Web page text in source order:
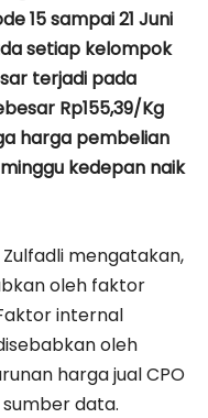
15 sampai 21 Juni
setiap kelompok
terjadi pada
Rp155,39/Kg
harga pembelian
kedepan naik
mengatakan,
oleh faktor
internal
oleh
harga jual CPO
data.